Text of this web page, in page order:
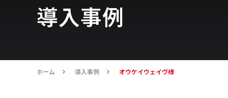
導入事例
ホーム 導入事例 オウケイウェイヴ様